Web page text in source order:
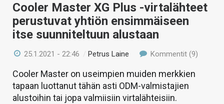
HAKU
Cooler Master XG Plus -virtalähteet
perustuvat yhtiön ensimmäiseen
itse suunniteltuun alustaan
25.1.2021 - 22:46 /Petrus Laine Kommentit (9)
Cooler Master on useimpien muiden merkkien
tapaan luottanut tähän asti ODM-valmistajien
alustoihin tai jopa valmiisiin virtalähteisiin.